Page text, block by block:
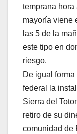
temprana hora
mayoría viene
las 5 de la
este tipo en
riesgo.
De igual
federal la
Sierra del
retiro de su
comunidad de